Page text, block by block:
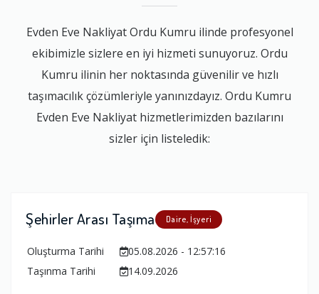
Evden Eve Nakliyat Ordu Kumru ilinde profesyonel
ekibimizle sizlere en iyi hizmeti sunuyoruz. Ordu
Kumru ilinin her noktasında güvenilir ve hızlı
taşımacılık çözümleriyle yanınızdayız. Ordu Kumru
Evden Eve Nakliyat hizmetlerimizden bazılarını
sizler için listeledik:
Şehirler Arası Taşıma Daire, İşyeri
Oluşturma Tarihi
05.08.2026 - 12:57:16
Taşınma Tarihi
14.09.2026